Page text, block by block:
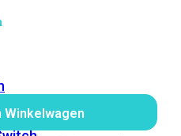
Winkelwagen